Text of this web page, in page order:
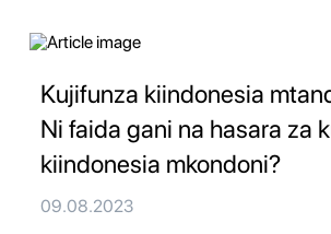
Kujifunza kiindonesia
Ni faida gani na hasara za
kiindonesia mkondoni?
09.08.2023